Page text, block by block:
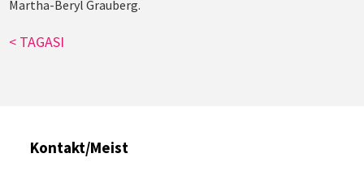
Martha-Beryl Grauberg.
< TAGASI
Kontakt/Meist